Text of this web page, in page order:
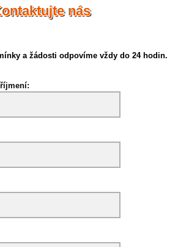
nás
a žádosti odpovíme vždy do 24 hodin.